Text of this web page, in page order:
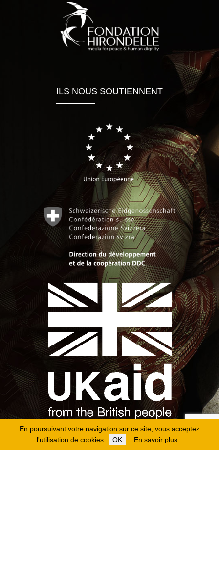
En poursuivant votre navigation sur ce site, vous acceptez
l'utilisation de cookies.
OK En savoir plus
ILS NOUS SOUTIENNENT